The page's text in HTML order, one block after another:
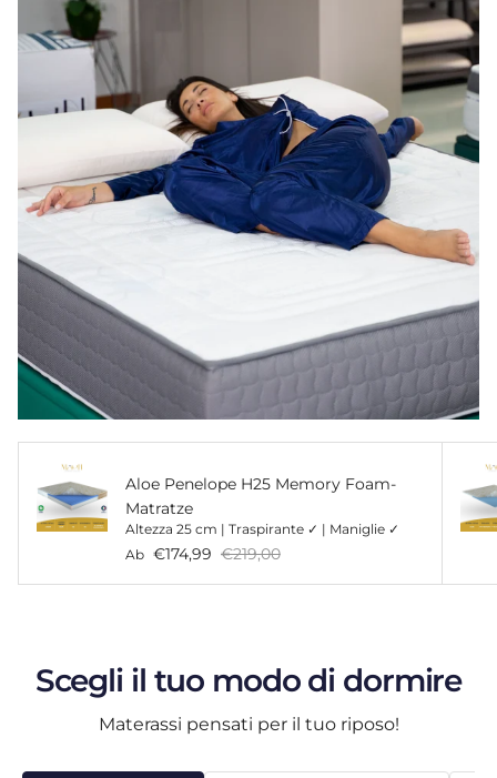
Aloe Penelope H25 Memory Foam-
Matratze
Altezza 25 cm | Traspirante ✓ | Maniglie ✓
Verkaufspreis
Ab €174,99 Normaler Preis
€219,00
Scegli il tuo modo di dormire
Materassi pensati per il tuo riposo!